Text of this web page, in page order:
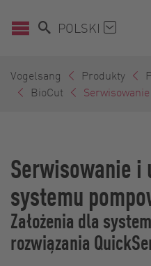
POLSKI
Vogelsang Produkty
BioCut
Serwisowanie i
systemu
Założenia dla
rozwiązania